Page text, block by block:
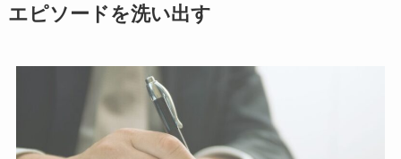
エピソードを洗い出す